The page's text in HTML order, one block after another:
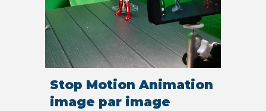
Stop Motion Animation
image par image